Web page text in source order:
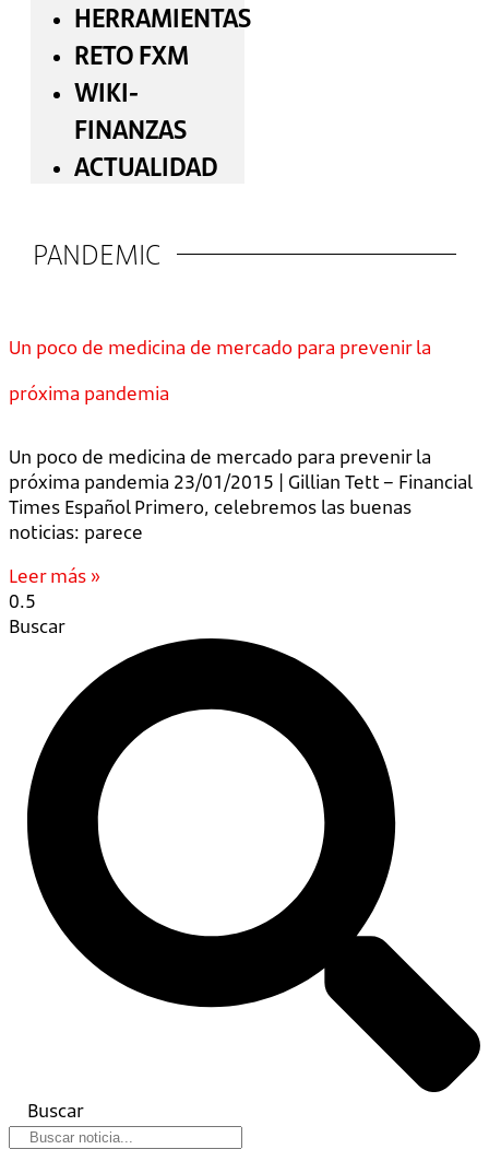
HERRAMIENTAS
RETO FXM
WIKI-
FINANZAS
ACTUALIDAD
PANDEMIC
Un poco de medicina de mercado para prevenir la
próxima pandemia
Un poco de medicina de mercado para prevenir la
próxima pandemia 23/01/2015 | Gillian Tett – Financial
Times Español Primero, celebremos las buenas
noticias: parece
Leer más »
Buscar
Buscar